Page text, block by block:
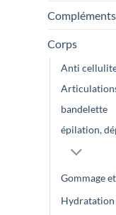
Corps
Anti
bandelette
épilation,
Gommage